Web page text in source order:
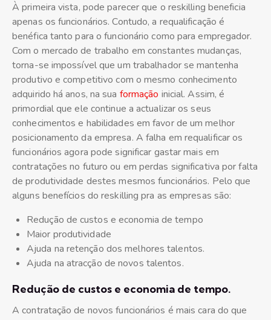
À primeira vista, pode parecer que o reskilling beneficia
apenas os funcionários. Contudo, a requalificação é
benéfica tanto para o funcionário como para empregador.
Com o mercado de trabalho em constantes mudanças,
torna-se impossível que um trabalhador se mantenha
produtivo e competitivo com o mesmo conhecimento
adquirido há anos, na sua formação inicial. Assim, é
primordial que ele continue a actualizar os seus
conhecimentos e habilidades em favor de um melhor
posicionamento da empresa. A falha em requalificar os
funcionários agora pode significar gastar mais em
contratações no futuro ou em perdas significativa por falta
de produtividade destes mesmos funcionários. Pelo que
alguns benefícios do reskilling pra as empresas são:
Redução de custos e economia de tempo
Maior produtividade
Ajuda na retenção dos melhores talentos.
Ajuda na atracção de novos talentos.
Redução de custos e economia de tempo.
A contratação de novos funcionários é mais cara do que